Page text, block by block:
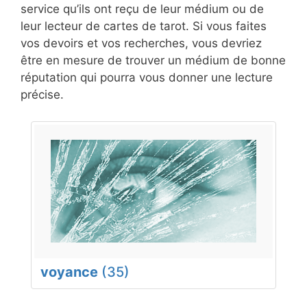
service qu’ils ont reçu de leur médium ou de
leur lecteur de cartes de tarot. Si vous faites
vos devoirs et vos recherches, vous devriez
être en mesure de trouver un médium de bonne
réputation qui pourra vous donner une lecture
précise.
voyance (35)